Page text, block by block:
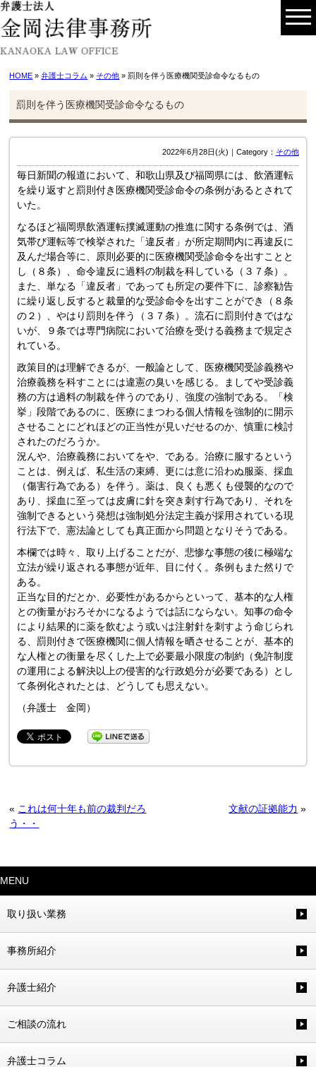
HOME »弁護士コラム » その他 » 罰則を伴う医療機関受診命令なるもの
罰則を伴う医療機関受診命令なるもの
2022年6月28日(火)｜Category： その他
毎日新聞の報道において、和歌山県及び福岡県には、飲酒運転
を繰り返すと罰則付き医療機関受診命令の条例があるとされて
いた。
なるほど福岡県飲酒運転撲滅運動の推進に関する条例では、酒
気帯び運転等で検挙された「違反者」が所定期間内に再違反に
及んだ場合等に、原則必要的に医療機関受診命令を出すことと
し（８条）、命令違反に過料の制裁を科している（３７条）。
また、単なる「違反者」であっても所定の要件下に、診察勧告
に繰り返し反すると裁量的な受診命令を出すことができ（８条
の２）、やはり罰則を伴う（３７条）。流石に罰則付きではな
いが、９条では専門病院において治療を受ける義務まで規定さ
れている。
政策目的は理解できるが、一般論として、医療機関受診義務や
治療義務を科すことには違憲の臭いを感じる。ましてや受診義
務の方は過料の制裁を伴うのであり、強度の強制である。「検
挙」段階であるのに、医療にまつわる個人情報を強制的に開示
させることにどれほどの正当性が見いだせるのか、慎重に検討
されたのだろうか。
況んや、治療義務においてをや、である。治療に服するという
ことは、例えば、私生活の束縛、更には意に沿わぬ服薬、採血
（傷害行為である）を伴う。薬は、良くも悪くも侵襲的なので
あり、採血に至っては皮膚に針を突き刺す行為であり、それを
強制できるという発想は強制処分法定主義が採用されている現
行法下で、憲法論としても真正面から問題となりそうである。
本欄では時々、取り上げることだが、悲惨な事態の後に極端な
立法が繰り返される事態が近年、目に付く。条例もまた然りで
ある。
正当な目的だとか、必要性があるからといって、基本的な人権
との衡量がおろそかになるようでは話にならない。知事の命令
により結果的に薬を飲むよう或いは注射針を刺すよう命じられ
る、罰則付きで医療機関に個人情報を晒させることが、基本的
な人権との衡量を尽くした上で必要最小限度の制約（免許制度
の運用による解決以上の侵害的な行政処分が必要である）とし
て条例化されたとは、どうしても思えない。
（弁護士 金岡）
« これは何十年も前の裁判だろ
う・・
文献の証拠能力 »
MENU
取り扱い業務
事務所紹介
弁護士紹介
ご相談の流れ
弁護士コラム